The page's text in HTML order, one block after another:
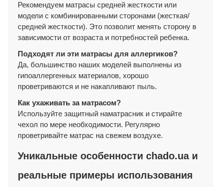
Рекомендуем матрасы средней жесткости или
модели с комбинированными сторонами (жесткая/
средней жесткости). Это позволит менять сторону в
зависимости от возраста и потребностей ребенка.
Подходят ли эти матрасы для аллергиков?
Да, большинство наших моделей выполнены из
гипоаллергенных материалов, хорошо
проветриваются и не накапливают пыль.
Как ухаживать за матрасом?
Используйте защитный наматрасник и стирайте
чехол по мере необходимости. Регулярно
проветривайте матрас на свежем воздухе.
Уникальные особенности chado.ua и
реальные примеры использования